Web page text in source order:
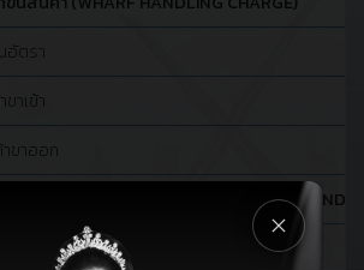
อัตรา
าเข้า
ขาออก
กขนสินค้าเพิ่มเติม (ADDITIONAL WHARF